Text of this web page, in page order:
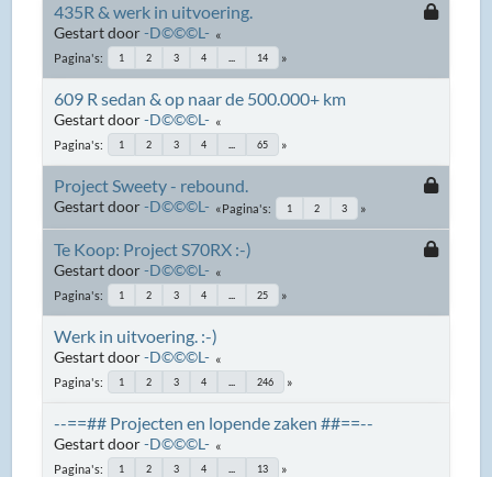
435R & werk in uitvoering.
Gestart door-D©©©L-
Pagina's 1 2 3 4 14
609 R sedan & op naar de 500.000+ km
Gestart door-D©©©L-
Pagina's 1 2 3 4 65
Project Sweety - rebound.
Gestart door-D©©©L- Pagina's 1 2 3
Te Koop: Project S70RX :-)
Gestart door-D©©©L-
Pagina's 1 2 3 4 25
Werk in uitvoering. :-)
Gestart door-D©©©L-
Pagina's 1 2 3 4 246
--==## Projecten en lopende zaken ##==--
Gestart door-D©©©L-
Pagina's 1 2 3 4 13